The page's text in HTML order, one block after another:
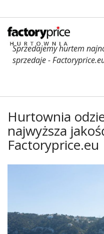
Sprzedajemy hurtem
sprzedaje -
Hurtownia
najwyższa
Factoryprice.eu